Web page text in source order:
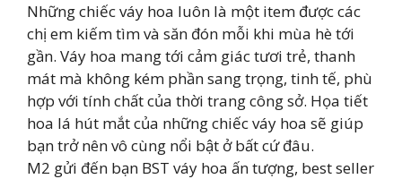
Những chiếc váy hoa luôn là một item được các
chị em kiếm tìm và săn đón mỗi khi mùa hè tới
gần. Váy hoa mang tới cảm giác tươi trẻ, thanh
mát mà không kém phần sang trọng, tinh tế, phù
hợp với tính chất của thời trang công sở. Họa tiết
hoa lá hút mắt của những chiếc váy hoa sẽ giúp
bạn trở nên vô cùng nổi bật ở bất cứ đâu.
M2 gửi đến bạn BST váy hoa ấn tượng, best seller